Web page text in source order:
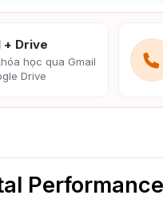
+ Drive
học qua Gmail
Drive